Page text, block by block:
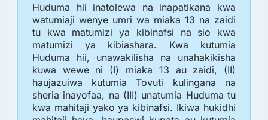
Huduma hii inatolewa na inapatikana kwa
watumiaji wenye umri wa miaka 13 na zaidi
tu kwa matumizi ya kibinafsi na sio kwa
matumizi ya kibiashara. Kwa kutumia
Huduma hii, unawakilisha na unahakikisha
kuwa wewe ni (I) miaka 13 au zaidi, (II)
haujazuiwa kutumia Tovuti kulingana na
sheria inayofaa, na (III) unatumia Huduma tu
kwa mahitaji yako ya kibinafsi. Ikiwa hukidhi